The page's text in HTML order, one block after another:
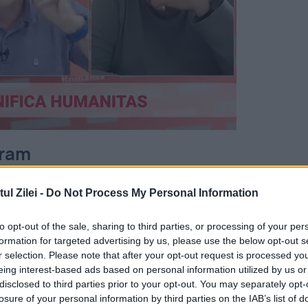
Zilei - Do Not Process My Personal Information
opt-out of the sale, sharing to third parties, or processing of your
for targeted advertising by us, please use the below opt-out
selection. Please note that after your opt-out request is processed
interest-based ads based on personal information utilized by us
to third parties prior to your opt-out. You may separately
of your personal information by third parties on the IAB’s list of
că versurile îi sunt dedicate în mod
artistul a greșit mult în relația cu Alexia.
că doar te-am încălzit odată/ Mi-ar plăcea